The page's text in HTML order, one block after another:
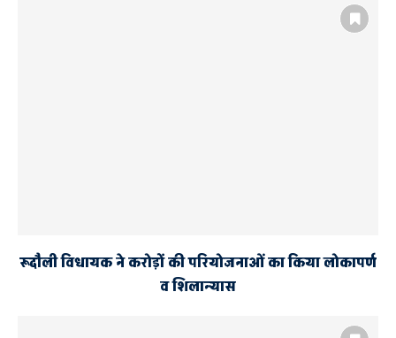
रूदौली विधायक ने करोड़ों की परियोजनाओं का किया लोकापर्ण
व शिलान्यास